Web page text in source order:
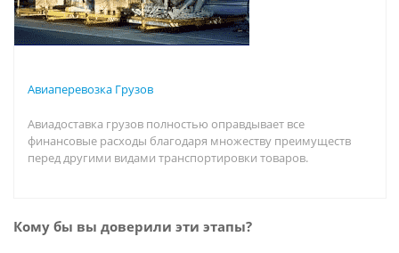
Авиаперевозка Грузов
Авиадоставка грузов полностью оправдывает все
финансовые расходы благодаря множеству преимуществ
перед другими видами транспортировки товаров.
Кому бы вы доверили эти этапы?